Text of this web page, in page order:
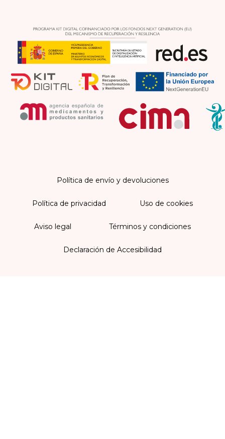
Política de envío y devoluciones
Política de privacidad Uso de cookies
Aviso legal Términos y condiciones
Declaración de Accesibilidad